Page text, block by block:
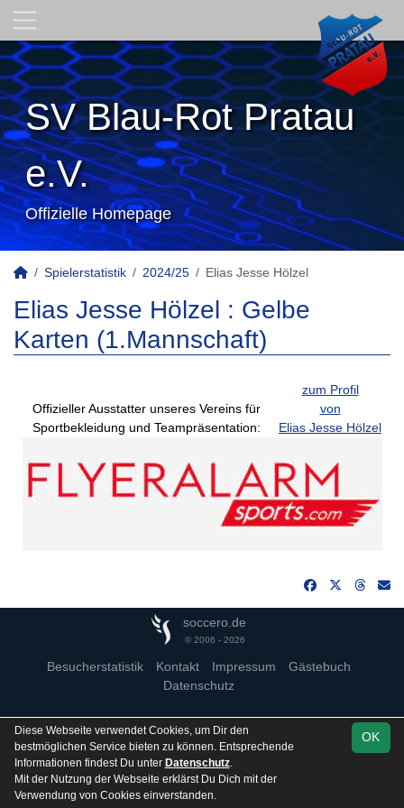
SV Blau-Rot Pratau
e.V.
Offizielle Homepage
Spielerstatistik 2024/25 Elias Jesse Hölzel
Elias Jesse Hölzel : Gelbe
Karten (1.Mannschaft)
zum Profil
von
Elias Jesse Hölzel
Offizieller Ausstatter unseres Vereins für
Sportbekleidung und Teampräsentation:
soccero.de
© 2006 - 2026
Besucherstatistik Kontakt Impressum
Gästebuch
Datenschutz
OK
Diese Webseite verwendet Cookies, um Dir den
bestmöglichen Service bieten zu können. Entsprechende
Informationen findest Du unter Datenschutz.
Mit der Nutzung der Webseite erklärst Du Dich mit der
Verwendung von Cookies einverstanden.